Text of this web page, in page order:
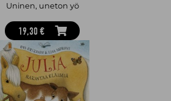
Uninen, uneton yö
19,30 €